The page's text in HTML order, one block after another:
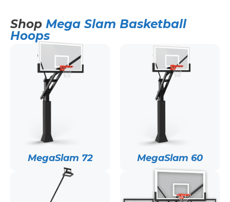
Shop Mega Slam Basketball
Hoops
MegaSlam 72 MegaSlam 60